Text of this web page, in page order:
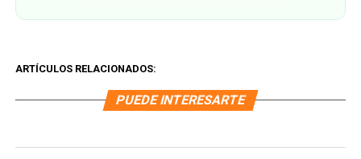
ARTÍCULOS RELACIONADOS:
PUEDE INTERESARTE